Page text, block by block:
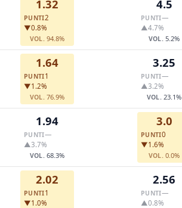
1.32
PUNTI2
▼0.8%
VOL. 94.8%
4.5
PUNTI—
▲4.7%
VOL. 5.2%
1.64
PUNTI1
▼1.2%
VOL. 76.9%
3.25
PUNTI—
▲3.2%
VOL. 23.1%
1.94
PUNTI—
▲3.7%
VOL. 68.3%
3.0
PUNTI0
▼1.6%
VOL. 0.0%
2.02
PUNTI1
▼1.0%
2.56
PUNTI—
▲0.8%